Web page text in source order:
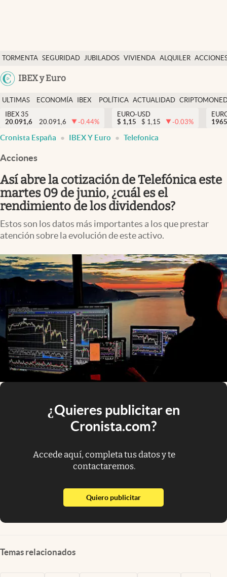
TORMENTA SEGURIDAD JUBILADOS VIVIENDA ALQUILER
IBEX y Euro
Economía y finanzas
Política
Actualidad
Criptomonedas
España
ULTIMAS
NOTICIAS
ECONOMÍA
FINANZAS
IBEX
EURO
POLÍTICA ACTUALIDAD
IBEX 35
20.091,6
20.091,6 -0.44%
EURO-USD
$ 1,15 $ 1,15 -0.03%
Cronista España IBEX Y Euro Telefonica
Acciones
Así abre la cotización de Telefónica este
martes 09 de junio, ¿cuál es el
rendimiento de los dividendos?
Estos son los datos más importantes a los que prestar
atención sobre la evolución de este activo.
¿Quieres publicitar en
Cronista.com?
Accede aquí, completa tus datos y te
contactaremos.
Quiero publicitarabre en nueva pestaña
Temas relacionados